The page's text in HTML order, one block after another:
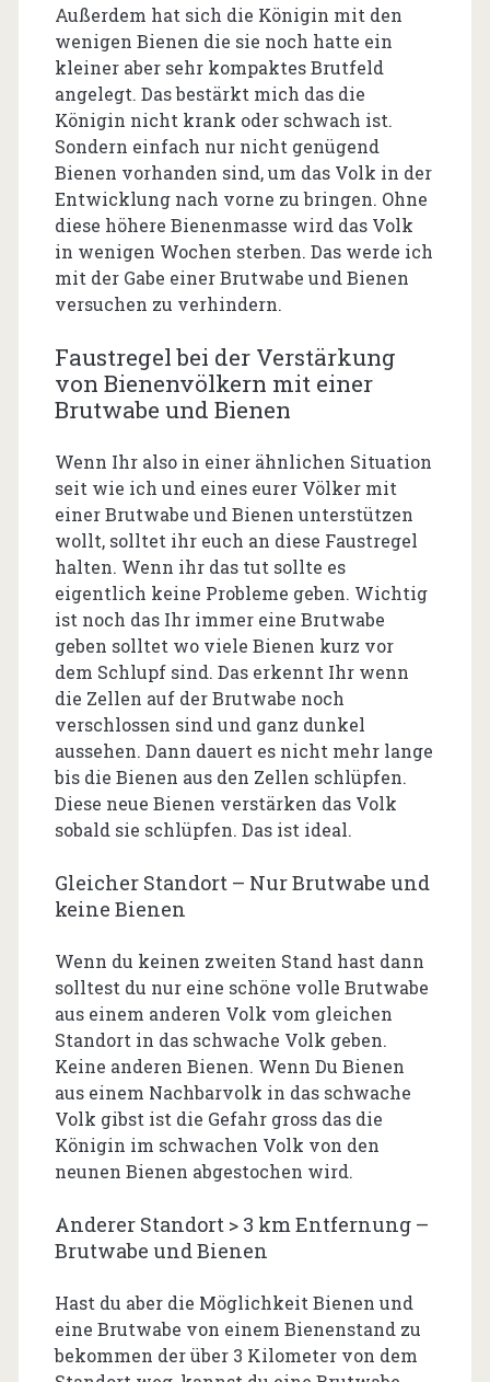
Außerdem hat sich die Königin mit den
wenigen Bienen die sie noch hatte ein
kleiner aber sehr kompaktes Brutfeld
angelegt. Das bestärkt mich das die
Königin nicht krank oder schwach ist.
Sondern einfach nur nicht genügend
Bienen vorhanden sind, um das Volk in der
Entwicklung nach vorne zu bringen. Ohne
diese höhere Bienenmasse wird das Volk
in wenigen Wochen sterben. Das werde ich
mit der Gabe einer Brutwabe und Bienen
versuchen zu verhindern.
Faustregel bei der Verstärkung
von Bienenvölkern mit einer
Brutwabe und Bienen
Wenn Ihr also in einer ähnlichen Situation
seit wie ich und eines eurer Völker mit
einer Brutwabe und Bienen unterstützen
wollt, solltet ihr euch an diese Faustregel
halten. Wenn ihr das tut sollte es
eigentlich keine Probleme geben. Wichtig
ist noch das Ihr immer eine Brutwabe
geben solltet wo viele Bienen kurz vor
dem Schlupf sind. Das erkennt Ihr wenn
die Zellen auf der Brutwabe noch
verschlossen sind und ganz dunkel
aussehen. Dann dauert es nicht mehr lange
bis die Bienen aus den Zellen schlüpfen.
Diese neue Bienen verstärken das Volk
sobald sie schlüpfen. Das ist ideal.
Gleicher Standort – Nur Brutwabe und
keine Bienen
Wenn du keinen zweiten Stand hast dann
solltest du nur eine schöne volle Brutwabe
aus einem anderen Volk vom gleichen
Standort in das schwache Volk geben.
Keine anderen Bienen. Wenn Du Bienen
aus einem Nachbarvolk in das schwache
Volk gibst ist die Gefahr gross das die
Königin im schwachen Volk von den
neunen Bienen abgestochen wird.
Anderer Standort > 3 km Entfernung –
Brutwabe und Bienen
Hast du aber die Möglichkeit Bienen und
eine Brutwabe von einem Bienenstand zu
bekommen der über 3 Kilometer von dem